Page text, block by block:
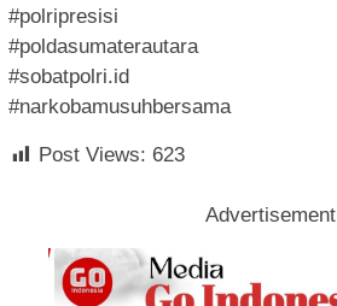
#polripresisi
#poldasumaterautara
#sobatpolri.id
#narkobamusuhbersama
Post Views: 623
Advertisement